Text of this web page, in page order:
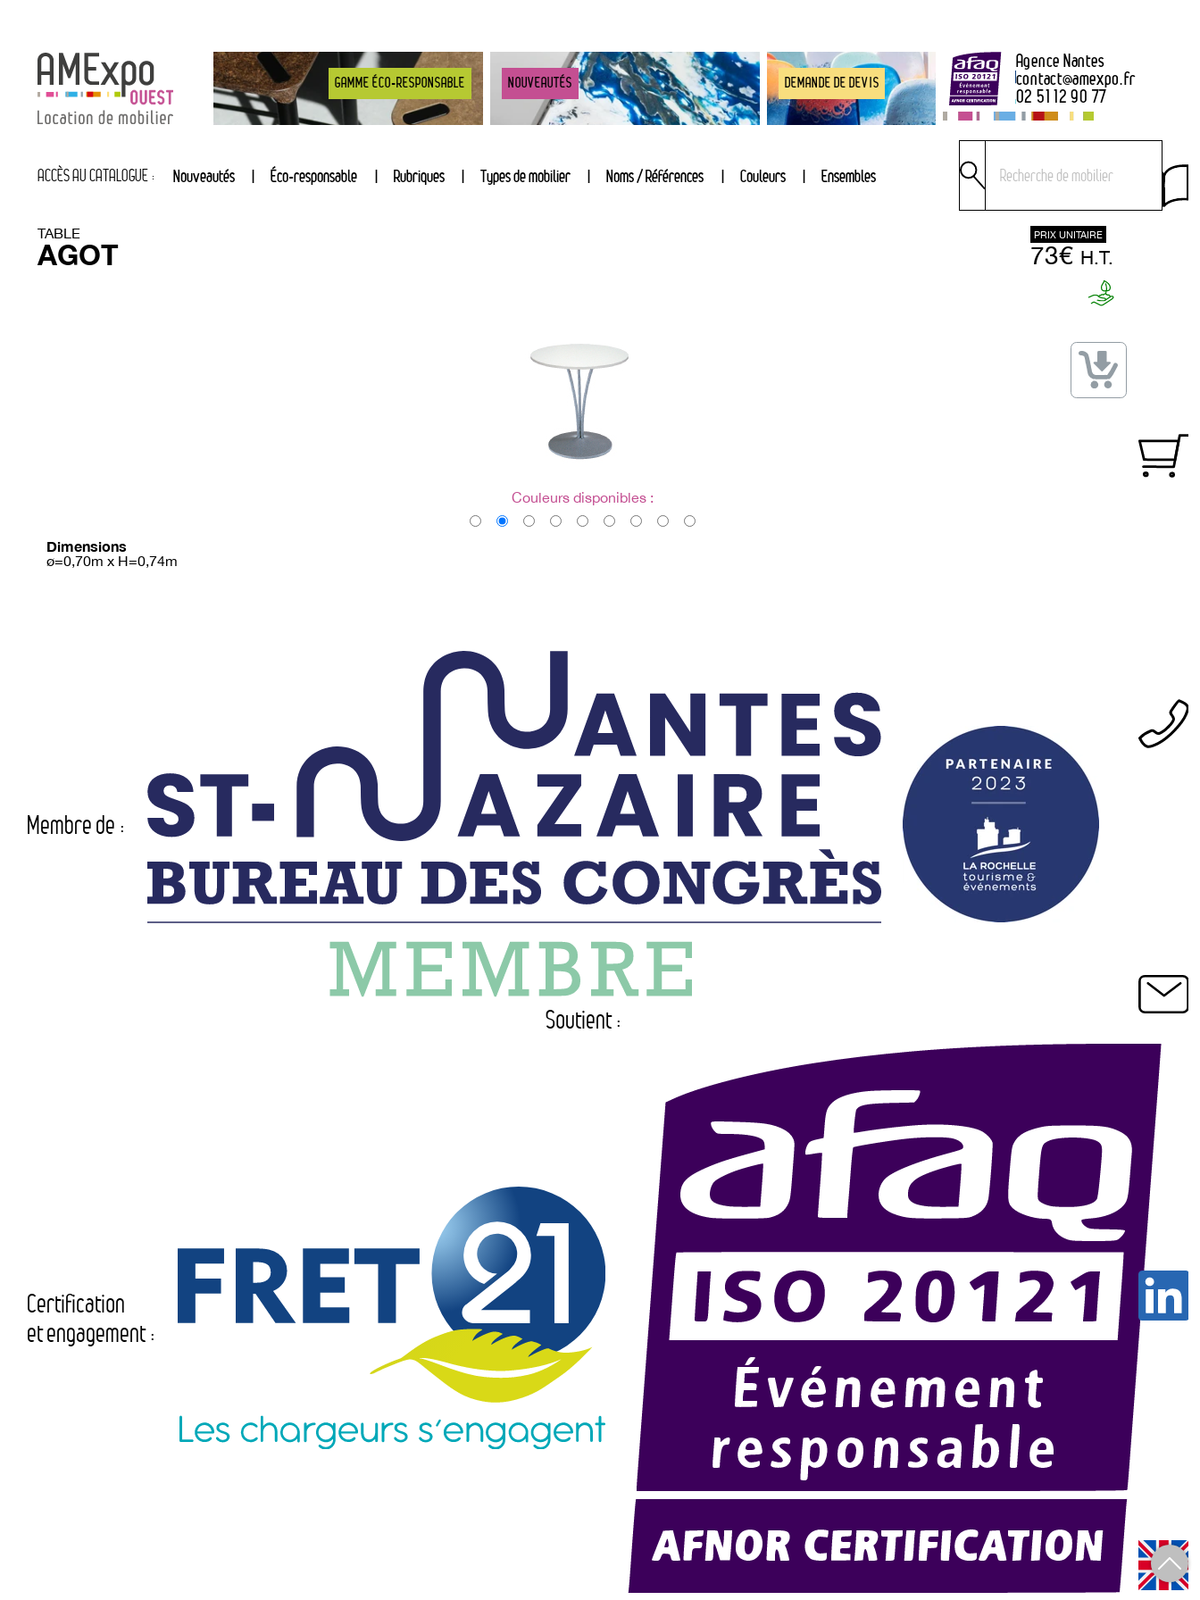
GAMME ÉCO-RESPONSABLE NOUVEAUTÉS DEMANDE DE DEVIS
Agence Nantes
contact@amexpo.fr
02 51 12 90 77
ACCÈS AU CATALOGUE : Nouveautés Éco-responsable Rubriques Types de mobilier Noms / Références Couleurs Ensembles
TABLE
AGOT
PRIX UNITAIRE
73€ H.T.
Couleurs disponibles :
Dimensions
ø=0,70m x H=0,74m
Membre de :
Soutient :
Certification
et engagement :